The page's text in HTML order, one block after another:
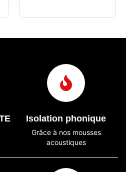
Isolation phonique
Grâce à nos mousses
acoustiques